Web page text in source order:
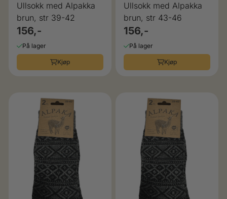
Ullsokk med Alpakka
brun, str 39-42
156,-
På lager
Kjøp
Ullsokk med Alpakka
brun, str 43-46
156,-
På lager
Kjøp